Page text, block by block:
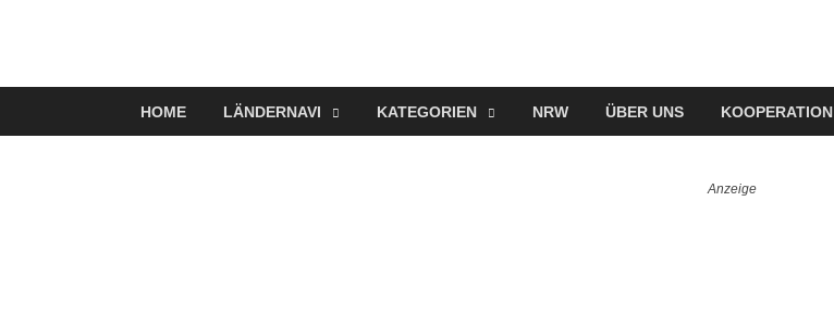
VerTRAVELt
HOME LÄNDERNAVI KATEGORIEN NRW ÜBER UNS KOOPERATION